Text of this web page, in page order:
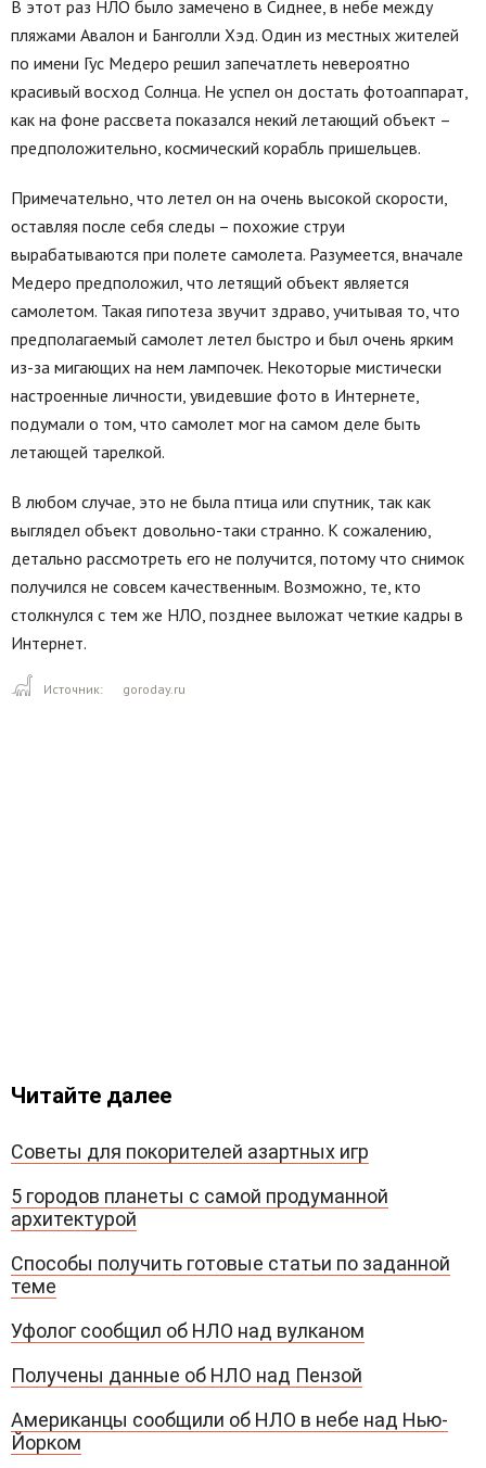
В этот раз НЛО было замечено в Сиднее, в небе между
пляжами Авалон и Банголли Хэд. Один из местных жителей
по имени Гус Медеро решил запечатлеть невероятно
красивый восход Солнца. Не успел он достать фотоаппарат,
как на фоне рассвета показался некий летающий объект –
предположительно, космический корабль пришельцев.
Примечательно, что летел он на очень высокой скорости,
оставляя после себя следы – похожие струи
вырабатываются при полете самолета. Разумеется, вначале
Медеро предположил, что летящий объект является
самолетом. Такая гипотеза звучит здраво, учитывая то, что
предполагаемый самолет летел быстро и был очень ярким
из-за мигающих на нем лампочек. Некоторые мистически
настроенные личности, увидевшие фото в Интернете,
подумали о том, что самолет мог на самом деле быть
летающей тарелкой.
В любом случае, это не была птица или спутник, так как
выглядел объект довольно-таки странно. К сожалению,
детально рассмотреть его не получится, потому что снимок
получился не совсем качественным. Возможно, те, кто
столкнулся с тем же НЛО, позднее выложат четкие кадры в
Интернет.
Источник: goroday.ru
Читайте далее
Советы для покорителей азартных игр
5 городов планеты с самой продуманной
архитектурой
Способы получить готовые статьи по заданной
теме
Уфолог сообщил об НЛО над вулканом
Получены данные об НЛО над Пензой
Американцы сообщили об НЛО в небе над Нью-
Йорком